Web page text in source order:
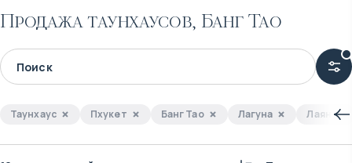
Продажа таунхаусов, Банг Тао
Таунхаус Пхукет Банг Тао Лагуна Лаян